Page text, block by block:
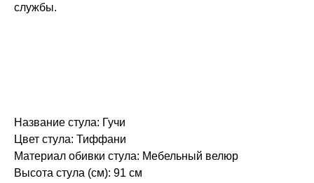
службы.
Название стула: Гучи
Цвет стула: Тиффани
Материал обивки стула: Мебельный велюр
Высота стула (см): 91 см